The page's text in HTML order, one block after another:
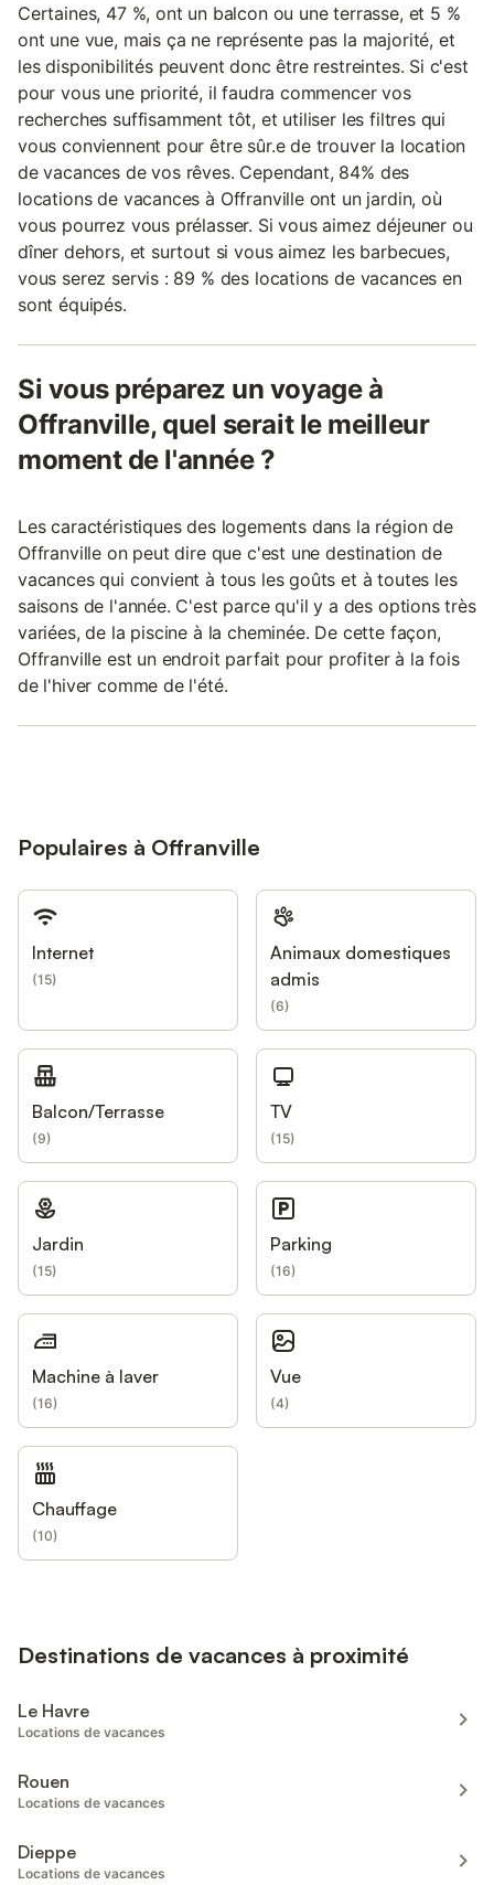
Certaines, 47 %, ont un balcon ou une terrasse, et 5 %
ont une vue, mais ça ne représente pas la majorité, et
les disponibilités peuvent donc être restreintes. Si c'est
pour vous une priorité, il faudra commencer vos
recherches suffisamment tôt, et utiliser les filtres qui
vous conviennent pour être sûr.e de trouver la location
de vacances de vos rêves. Cependant, 84% des
locations de vacances à Offranville ont un jardin, où
vous pourrez vous prélasser. Si vous aimez déjeuner ou
dîner dehors, et surtout si vous aimez les barbecues,
vous serez servis : 89 % des locations de vacances en
sont équipés.
Si vous préparez un voyage à
Offranville, quel serait le meilleur
moment de l'année ?
Les caractéristiques des logements dans la région de
Offranville on peut dire que c'est une destination de
vacances qui convient à tous les goûts et à toutes les
saisons de l'année. C'est parce qu'il y a des options très
variées, de la piscine à la cheminée. De cette façon,
Offranville est un endroit parfait pour profiter à la fois
de l'hiver comme de l'été.
Populaires à Offranville
Internet
(15)
Animaux domestiques
admis
(6)
Balcon/Terrasse
(9)
TV
(15)
Jardin
(15)
Parking
(16)
Machine à laver
(16)
Vue
(4)
Chauffage
(10)
Destinations de vacances à proximité
Le Havre
Locations de vacances
Rouen
Locations de vacances
Dieppe
Locations de vacances